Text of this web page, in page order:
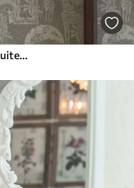
Jirafa y cebra sobre un fondo de arquitectura y árboles tropicales